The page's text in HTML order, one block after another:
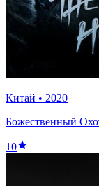
Китай • 2020
Божественный
10